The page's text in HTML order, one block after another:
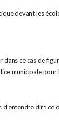
devant les
ce cas de
municipale
dire ce